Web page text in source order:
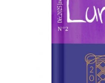
vous faire
avec des
( illustrés par